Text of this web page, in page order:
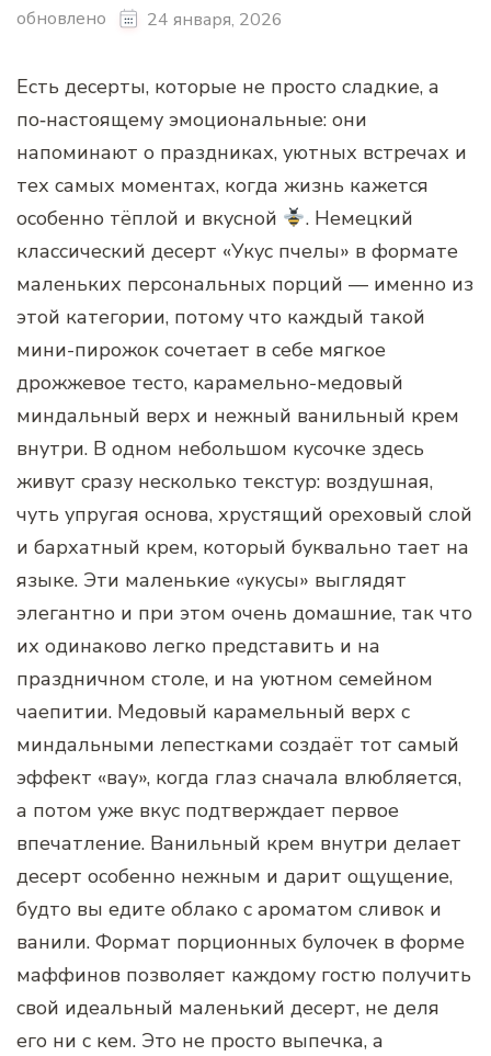
обновлено 24 января, 2026
Есть десерты, которые не просто сладкие, а
по‑настоящему эмоциональные: они
напоминают о праздниках, уютных встречах и
тех самых моментах, когда жизнь кажется
особенно тёплой и вкусной
. Немецкий
классический десерт «Укус пчелы» в формате
маленьких персональных порций — именно из
этой категории, потому что каждый такой
мини-пирожок сочетает в себе мягкое
дрожжевое тесто, карамельно-медовый
миндальный верх и нежный ванильный крем
внутри. В одном небольшом кусочке здесь
живут сразу несколько текстур: воздушная,
чуть упругая основа, хрустящий ореховый слой
и бархатный крем, который буквально тает на
языке. Эти маленькие «укусы» выглядят
элегантно и при этом очень домашние, так что
их одинаково легко представить и на
праздничном столе, и на уютном семейном
чаепитии. Медовый карамельный верх с
миндальными лепестками создаёт тот самый
эффект «вау», когда глаз сначала влюбляется,
а потом уже вкус подтверждает первое
впечатление. Ванильный крем внутри делает
десерт особенно нежным и дарит ощущение,
будто вы едите облако с ароматом сливок и
ванили. Формат порционных булочек в форме
маффинов позволяет каждому гостю получить
свой идеальный маленький десерт, не деля
его ни с кем. Это не просто выпечка, а